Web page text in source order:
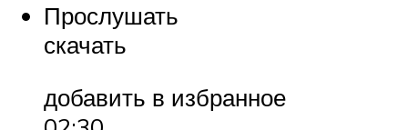
Прослушать
скачать
добавить в избранное